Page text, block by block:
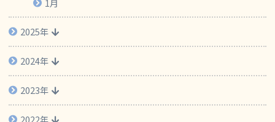
2025年
2024年
2023年
2022年